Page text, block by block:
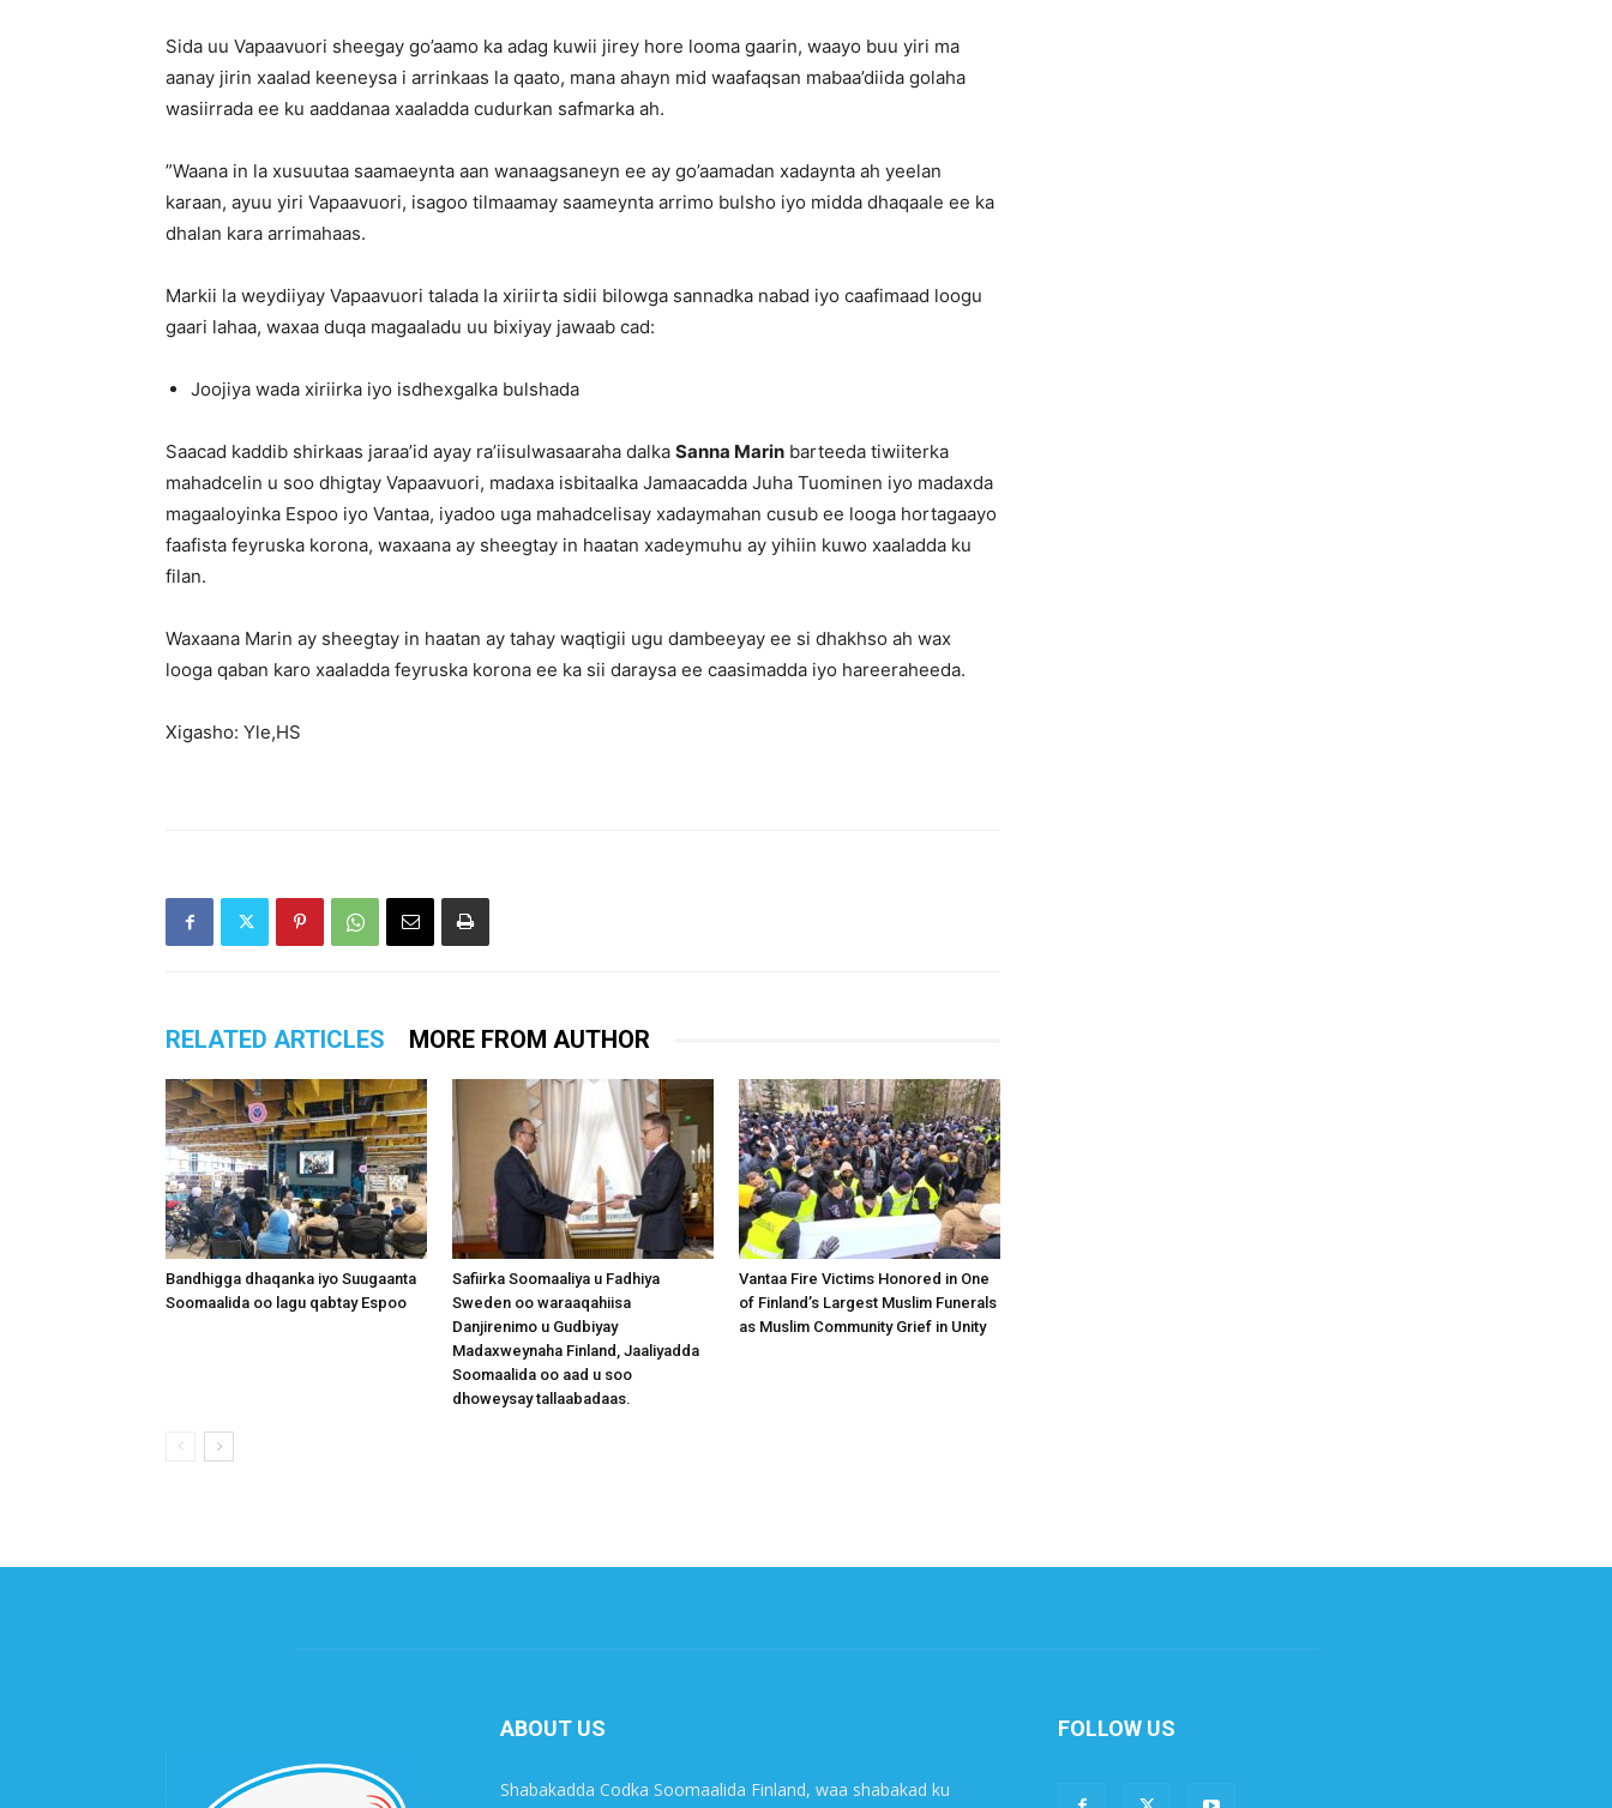
Sida uu Vapaavuori sheegay go’aamo ka adag kuwii jirey hore looma gaarin, waayo buu yiri ma
aanay jirin xaalad keeneysa i arrinkaas la qaato, mana ahayn mid waafaqsan mabaa’diida golaha
wasiirrada ee ku aaddanaa xaaladda cudurkan safmarka ah.
”Waana in la xusuutaa saamaeynta aan wanaagsaneyn ee ay go’aamadan xadaynta ah yeelan
karaan, ayuu yiri Vapaavuori, isagoo tilmaamay saameynta arrimo bulsho iyo midda dhaqaale ee ka
dhalan kara arrimahaas.
Markii la weydiiyay Vapaavuori talada la xiriirta sidii bilowga sannadka nabad iyo caafimaad loogu
gaari lahaa, waxaa duqa magaaladu uu bixiyay jawaab cad:
Joojiya wada xiriirka iyo isdhexgalka bulshada
Saacad kaddib shirkaas jaraa’id ayay ra’iisulwasaaraha dalka Sanna Marin barteeda tiwiiterka
mahadcelin u soo dhigtay Vapaavuori, madaxa isbitaalka Jamaacadda Juha Tuominen iyo madaxda
magaaloyinka Espoo iyo Vantaa, iyadoo uga mahadcelisay xadaymahan cusub ee looga hortagaayo
faafista feyruska korona, waxaana ay sheegtay in haatan xadeymuhu ay yihiin kuwo xaaladda ku
filan.
Waxaana Marin ay sheegtay in haatan ay tahay waqtigii ugu dambeeyay ee si dhakhso ah wax
looga qaban karo xaaladda feyruska korona ee ka sii daraysa ee caasimadda iyo hareeraheeda.
Xigasho: Yle,HS
RELATED ARTICLES MORE FROM AUTHOR
Bandhigga dhaqanka iyo Suugaanta
Soomaalida oo lagu qabtay Espoo
Safiirka Soomaaliya u Fadhiya
Sweden oo waraaqahiisa
Danjirenimo u Gudbiyay
Madaxweynaha Finland, Jaaliyadda
Soomaalida oo aad u soo
dhoweysay tallaabadaas.
Vantaa Fire Victims Honored in One
of Finland’s Largest Muslim Funerals
as Muslim Community Grief in Unity
ABOUT US
Shabakadda Codka Soomaalida Finland, waa shabakad ku
FOLLOW US